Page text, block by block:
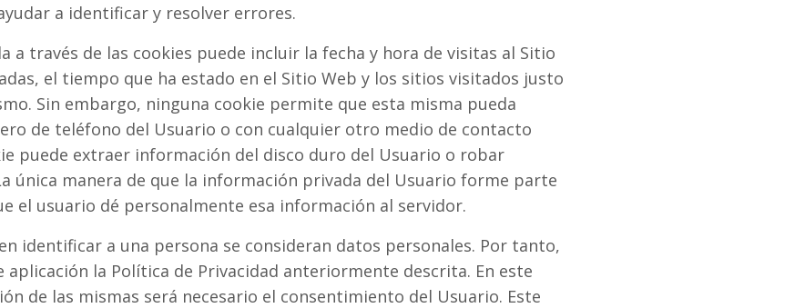
a identificar y resolver errores.
a través de las cookies puede incluir la fecha y hora de visitas al Sitio
el tiempo que ha estado en el Sitio Web y los sitios visitados justo
Sin embargo, ninguna cookie permite que esta misma pueda
de teléfono del Usuario o con cualquier otro medio de contacto
puede extraer información del disco duro del Usuario o robar
única manera de que la información privada del Usuario forme parte
el usuario dé personalmente esa información al servidor.
identificar a una persona se consideran datos personales. Por tanto,
aplicación la Política de Privacidad anteriormente descrita. En este
de las mismas será necesario el consentimiento del Usuario. Este